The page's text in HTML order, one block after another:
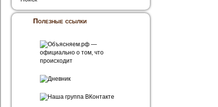
Полезные ссылки